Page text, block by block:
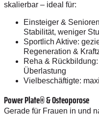
skalierbar – ideal für:
Einsteiger &
Stabilität, weniger
Sportlich Aktive:
Regeneration &
Reha &
Überlastung
Vielbeschäftigte:
Power Plate® & Osteoporose
Gerade für Frauen in und